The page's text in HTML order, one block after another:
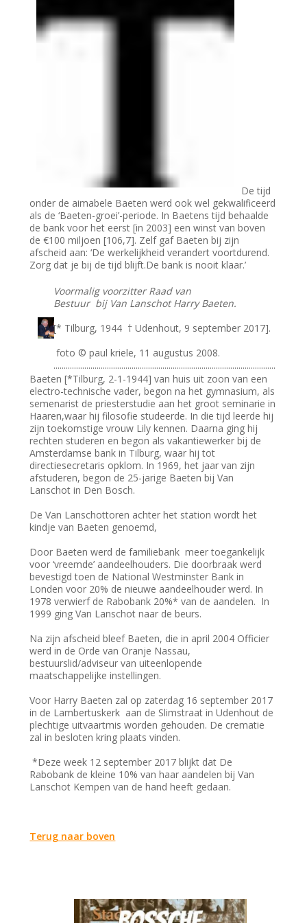
De tijd
onder de aimabele Baeten werd ook wel gekwalificeerd
als de ‘Baeten-groei’-periode. In Baetens tijd behaalde
de bank voor het eerst [in 2003] een winst van boven
de €100 miljoen [106,7]. Zelf gaf Baeten bij zijn
afscheid aan: ‘De werkelijkheid verandert voortdurend.
Zorg dat je bij de tijd blijft.De bank is nooit klaar.’
Voormalig voorzitter Raad van
Bestuur bij Van Lanschot Harry Baeten.
[* Tilburg, 1944 † Udenhout, 9 september 2017].
foto © paul kriele, 11 augustus 2008.
............................................................................................................
Baeten [*Tilburg, 2-1-1944] van huis uit zoon van een
electro-technische vader, begon na het gymnasium, als
semenarist de priesterstudie aan het groot seminarie in
Haaren,waar hij filosofie studeerde. In die tijd leerde hij
zijn toekomstige vrouw Lily kennen. Daarna ging hij
rechten studeren en begon als vakantiewerker bij de
Amsterdamse bank in Tilburg, waar hij tot
directiesecretaris opklom. In 1969, het jaar van zijn
afstuderen, begon de 25-jarige Baeten bij Van
Lanschot in Den Bosch.
De Van Lanschottoren achter het station wordt het
kindje van Baeten genoemd,
Door Baeten werd de familiebank meer toegankelijk
voor ‘vreemde’ aandeelhouders. Die doorbraak werd
bevestigd toen de National Westminster Bank in
Londen voor 20% de nieuwe aandeelhouder werd. In
1978 verwierf de Rabobank 20%* van de aandelen. In
1999 ging Van Lanschot naar de beurs.
Na zijn afscheid bleef Baeten, die in april 2004 Officier
werd in de Orde van Oranje Nassau,
bestuurslid/adviseur van uiteenlopende
maatschappelijke instellingen.
Voor Harry Baeten zal op zaterdag 16 september 2017
in de Lambertuskerk aan de Slimstraat in Udenhout de
plechtige uitvaartmis worden gehouden. De crematie
zal in besloten kring plaats vinden.
*Deze week 12 september 2017 blijkt dat De
Rabobank de kleine 10% van haar aandelen bij Van
Lanschot Kempen van de hand heeft gedaan.
Terug naar boven